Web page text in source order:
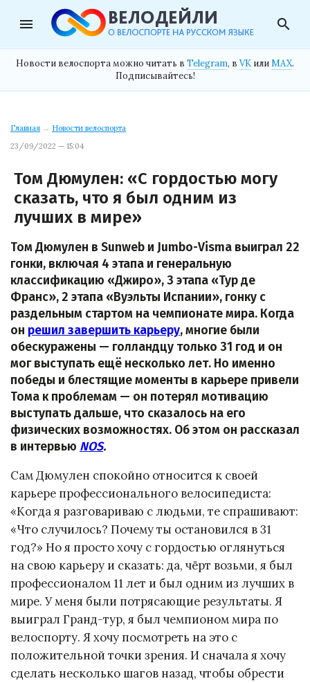
menu search
Новости велоспорта можно читать в Telegram, в VK илиMAX.
Подписывайтесь!
Главная → Новости велоспорта
23/09/2022 — 15:04
Том Дюмулен: «С гордостью могу
сказать, что я был одним из
лучших в мире»
Том Дюмулен в Sunweb и Jumbo-Visma выиграл 22
гонки, включая 4 этапа и генеральную
классификацию «Джиро», 3 этапа «Тур де
Франс», 2 этапа «Вуэльты Испании», гонку с
раздельным стартом на чемпионате мира. Когда
он решил завершить карьеру, многие были
обескуражены — голландцу только 31 год и он
мог выступать ещё несколько лет. Но именно
победы и блестящие моменты в карьере привели
Тома к проблемам — он потерял мотивацию
выступать дальше, что сказалось на его
физических возможностях. Об этом он рассказал
в интервью NOS.
Сам Дюмулен спокойно относится к своей
карьере профессионального велосипедиста:
«Когда я разговариваю с людьми, те спрашивают:
«Что случилось? Почему ты остановился в 31
год?» Но я просто хочу с гордостью оглянуться
на свою карьеру и сказать: да, чёрт возьми, я был
профессионалом 11 лет и был одним из лучших в
мире. У меня были потрясающие результаты. Я
выиграл Гранд-тур, я был чемпионом мира по
велоспорту. Я хочу посмотреть на это с
положительной точки зрения. И сначала я хочу
сделать несколько шагов назад, чтобы обрести